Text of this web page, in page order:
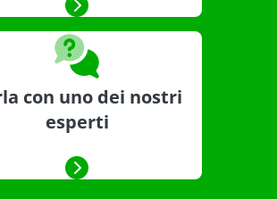
con uno dei nostri
esperti